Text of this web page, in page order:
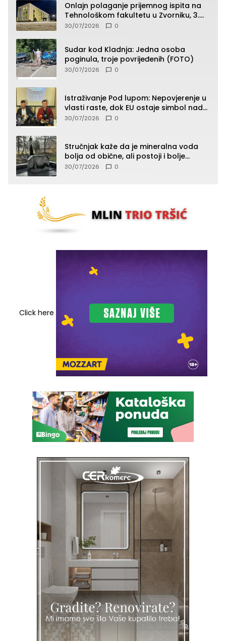
Onlajn polaganje prijemnog ispita na
Tehnološkom fakultetu u Zvorniku, 3.
septembra u 9.00 časova
30/07/2026 0
Sudar kod Kladnja: Jedna osoba
poginula, troje povrijeđenih (FOTO)
30/07/2026 0
Istraživanje Pod lupom: Nepovjerenje u
vlasti raste, dok EU ostaje simbol nade
građana
30/07/2026 0
Stručnjak kaže da je mineralna voda
bolja od obične, ali postoji i bolje
rješenje
30/07/2026 0
Click here